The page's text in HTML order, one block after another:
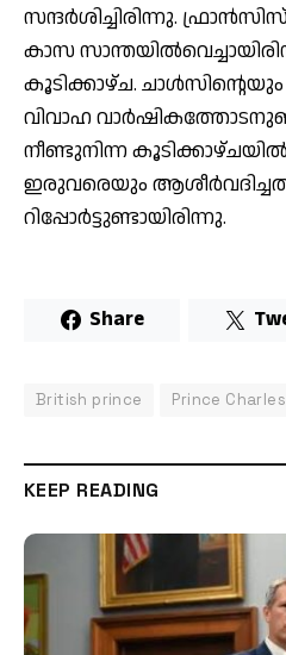
സന്ദര്‍ശിച്ചിരിന്നു. ഫ്രാന്‍സിസ്
കാസ
കൂടിക്കാഴ്ച.
വിവാഹ
നീണ്ടുനിന്ന
ഇരുവരെയും
റിപ്പോർട്ടുണ്ടായിരിന്നു.
Share
British prince Prince Charles
KEEP READING